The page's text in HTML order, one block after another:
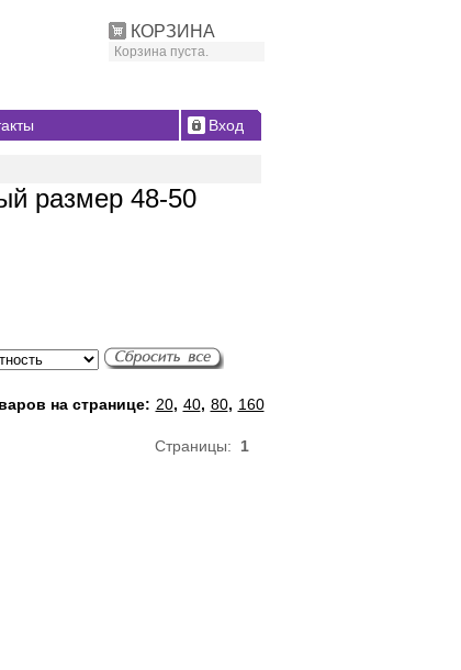
КОРЗИНА
Корзина пуста.
Вход
размер 48-50
на странице: 20, 40, 80, 160
Страницы: 1